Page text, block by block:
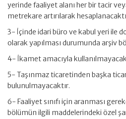
yerinde faaliyet alanı her bir tacir
metrekare artırılarak
3- İçinde idari büro ve kabul yeri ile
olarak yapılması durumunda arşiv
4- İkamet amacıyla
5- Taşınmaz ticaretinden başka
bulunulmayacaktır.
6- Faaliyet sınıfı için aranması
bölümün ilgili maddelerindeki özel